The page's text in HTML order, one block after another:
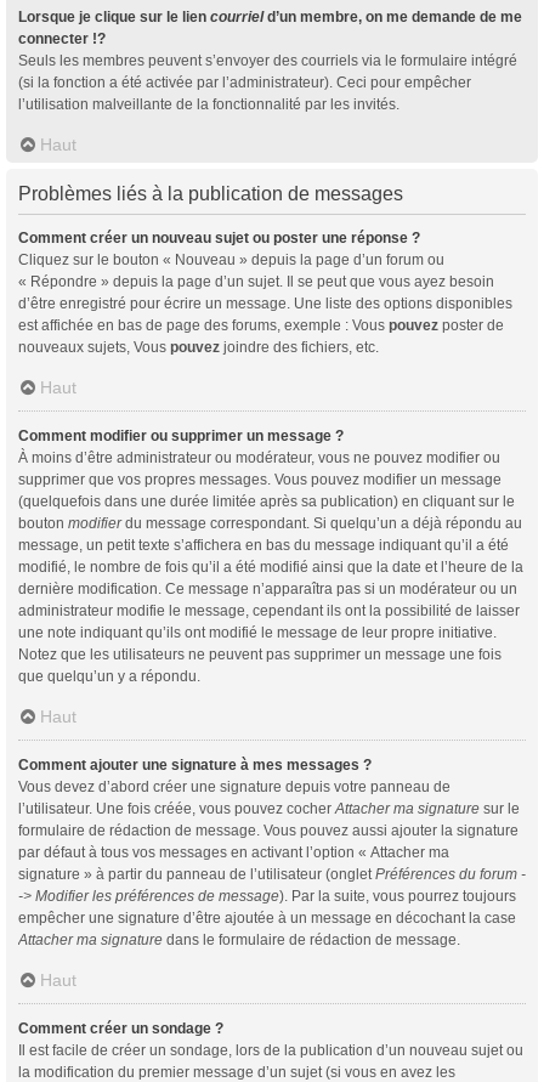
Lorsque je clique sur le lien courrield’un membre, on me demande de me
connecter !?
Seuls les membres peuvent s’envoyer des courriels via le formulaire intégré
(si la fonction a été activée par l’administrateur). Ceci pour empêcher
l’utilisation malveillante de la fonctionnalité par les invités.
Haut
Problèmes liés à la publication de messages
Comment créer un nouveau sujet ou poster une réponse ?
Cliquez sur le bouton « Nouveau » depuis la page d’un forum ou
« Répondre » depuis la page d’un sujet. Il se peut que vous ayez besoin
d’être enregistré pour écrire un message. Une liste des options disponibles
est affichée en bas de page des forums, exemple : Vous pouvez poster de
nouveaux sujets, Vous pouvez joindre des fichiers, etc.
Haut
Comment modifier ou supprimer un message ?
À moins d’être administrateur ou modérateur, vous ne pouvez modifier ou
supprimer que vos propres messages. Vous pouvez modifier un message
(quelquefois dans une durée limitée après sa publication) en cliquant sur le
bouton modifierdu message correspondant. Si quelqu’un a déjà répondu au
message, un petit texte s’affichera en bas du message indiquant qu’il a été
modifié, le nombre de fois qu’il a été modifié ainsi que la date et l’heure de la
dernière modification. Ce message n’apparaîtra pas si un modérateur ou un
administrateur modifie le message, cependant ils ont la possibilité de laisser
une note indiquant qu’ils ont modifié le message de leur propre initiative.
Notez que les utilisateurs ne peuvent pas supprimer un message une fois
que quelqu’un y a répondu.
Haut
Comment ajouter une signature à mes messages ?
Vous devez d’abord créer une signature depuis votre panneau de
l’utilisateur. Une fois créée, vous pouvez cocherAttacher ma signature sur le
formulaire de rédaction de message. Vous pouvez aussi ajouter la signature
par défaut à tous vos messages en activant l’option « Attacher ma
signature » à partir du panneau de l’utilisateur (ongletPréférences du forum -
-> Modifier les préférences de message). Par la suite, vous pourrez toujours
empêcher une signature d’être ajoutée à un message en décochant la case
Attacher ma signature dans le formulaire de rédaction de message.
Haut
Comment créer un sondage ?
Il est facile de créer un sondage, lors de la publication d’un nouveau sujet ou
la modification du premier message d’un sujet (si vous en avez les